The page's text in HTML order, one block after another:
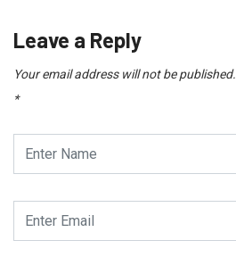
Leave a Reply
Your email address will not be published.
*